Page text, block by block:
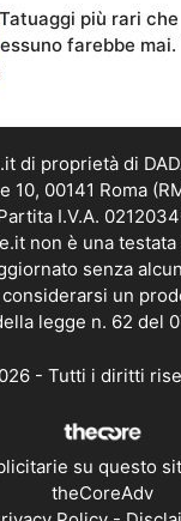
più rari che
farebbe mai.
di proprietà di
10, 00141 Roma
I.V.A.
non è una
senza
un
legge n. 62 del
- Tutti i diritti
su questo
theCoreAdv